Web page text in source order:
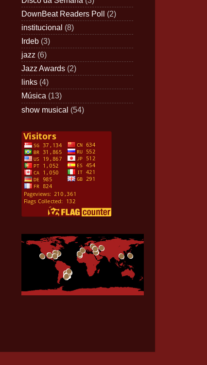
DownBeat Readers Poll (2)
institucional (8)
Irdeb (3)
jazz (6)
Jazz Awards (2)
links (4)
Música (13)
show musical (54)